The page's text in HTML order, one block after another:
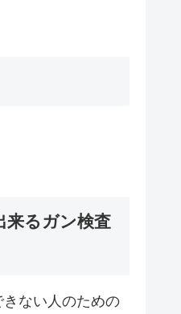
来るガン検査
ない人のための